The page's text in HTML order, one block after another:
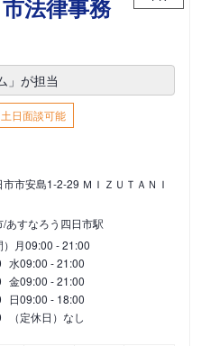
法律事務
」が担当
土日面談可能
市安島1-2-29 ＭＩＺＵＴＡＮＩ
あすなろう四日市駅
月09:00 - 21:00
水09:00 - 21:00
金09:00 - 21:00
日09:00 - 18:00
（定休日）なし